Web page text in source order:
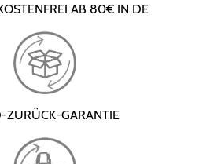
AB 80€ IN DE
ZURÜCK-GARANTIE